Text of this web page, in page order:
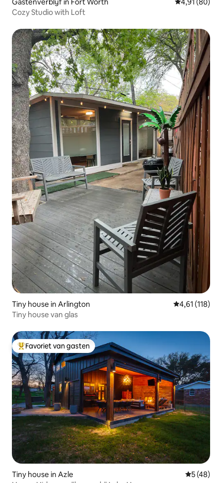
Cozy Studio with Loft
Tiny house in Arlington Gemiddelde
4,61 (118)
Tiny house van glas
Topfavoriet van gasten
Favoriet van gasten
Tiny house in Azle
5 (48)